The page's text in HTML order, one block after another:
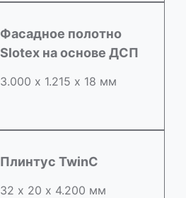
Фасадное полотно
Slotex на основе ДСП
3.000 х 1.215 х 18 мм
Плинтус TwinC
32 х 20 х 4.200 мм